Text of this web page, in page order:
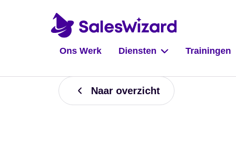
Ons Werk Diensten Trainingen
Naar overzicht